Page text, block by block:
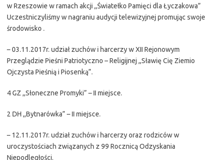
w Rzeszowie w ramach akcji ,,Światełko Pamięci dla Łyczakowa”
Uczestniczyliśmy w nagraniu audycji telewizyjnej promując swoje
środowisko .
– 03.11.2017r. udział zuchów i harcerzy w XII Rejonowym
Przeglądzie Pieśni Patriotyczno – Religijnej ,,Sławię Cię Ziemio
Ojczysta Pieśnią i Piosenką”.
4 GZ ,,Słoneczne Promyki” – II miejsce.
2 DH ,,Bytnarówka” – II miejsce.
– 12.11.2017r. udział zuchów i harcerzy oraz rodziców w
uroczystościach związanych z 99 Rocznicą Odzyskania
Niepodległości.